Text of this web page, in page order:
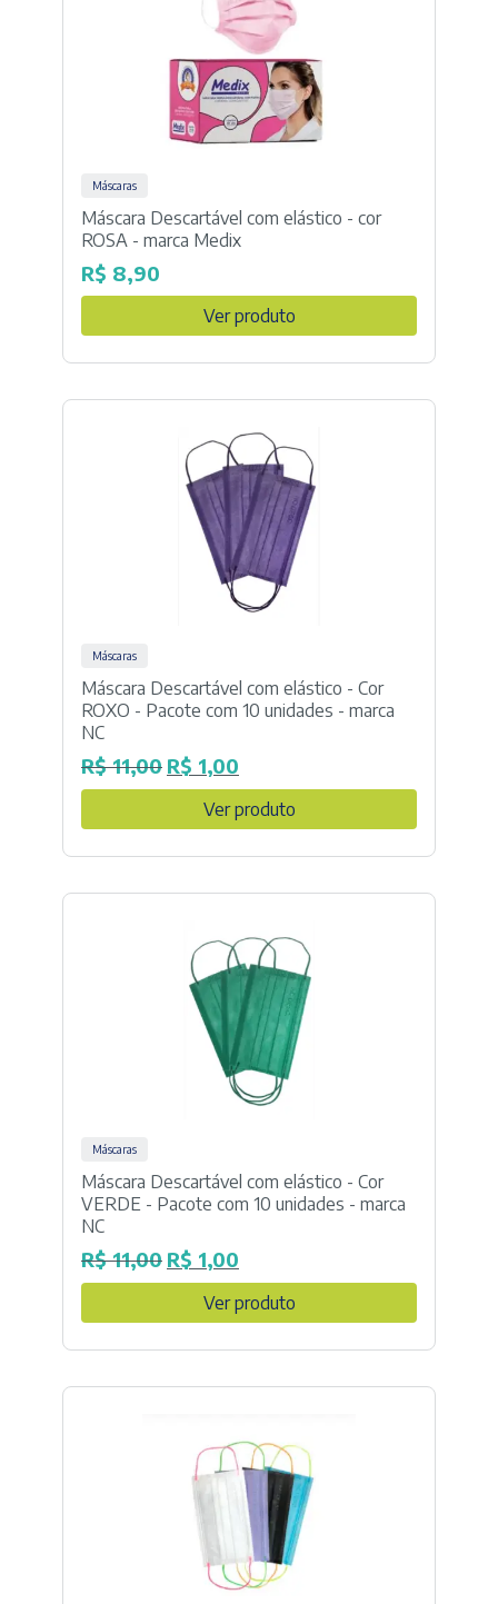
Máscaras
Máscara Descartável com elástico - cor
ROSA - marca Medix
R$ 8,90
Ver produto
Máscaras
Máscara Descartável com elástico - Cor
ROXO - Pacote com 10 unidades - marca
NC
R$11,00 O
preço
original
R$ 1,00
preço
atual
Ver produto
Máscaras
Máscara Descartável com elástico - Cor
VERDE - Pacote com 10 unidades - marca
NC
R$11,00 O
preço
original
R$ 1,00
preço
atual
Ver produto